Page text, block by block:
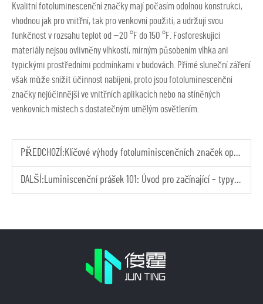
Kvalitní fotoluminescenční značky mají počasím odolnou konstrukci,
vhodnou jak pro vnitřní, tak pro venkovní použití, a udržují svou
funkčnost v rozsahu teplot od −20 °F do 150 °F. Fosforeskující
materiály nejsou ovlivněny vlhkostí, mírným působením vlhka ani
typickými prostředními podmínkami v budovách. Přímé sluneční záření
však může snížit účinnost nabíjení, proto jsou fotoluminescenční
značky nejúčinnější ve vnitřních aplikacích nebo na stíněných
venkovních místech s dostatečným umělým osvětlením.
PŘEDCHOZÍ:Klíčové výhody fotoluminiscenčních značek oproti tradičním osvětleným značkám
DALŠÍ: Luminiscenční prášek 101: Úvod pro začínající – typy a použití